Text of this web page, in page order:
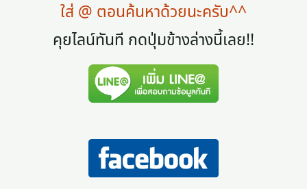
ใส่ @ ตอนค้นหาด้วยนะครับ^^
คุยไลน์ทันที กดปุ่มข้างล่างนี้เลย!!